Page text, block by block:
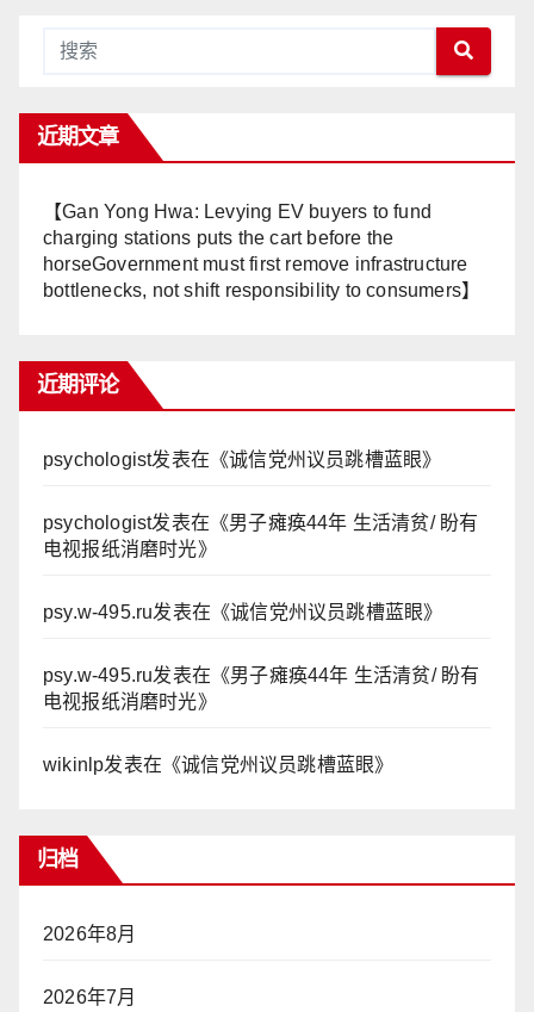
近期文章
【Gan Yong Hwa: Levying EV buyers to fund
charging stations puts the cart before the
horseGovernment must first remove infrastructure
bottlenecks, not shift responsibility to consumers】
近期评论
psychologist发表在《诚信党州议员跳槽蓝眼》
psychologist发表在《男子瘫痪44年 生活清贫/ 盼有
电视报纸消磨时光》
psy.w-495.ru发表在《诚信党州议员跳槽蓝眼》
psy.w-495.ru发表在《男子瘫痪44年 生活清贫/ 盼有
电视报纸消磨时光》
wikinlp发表在《诚信党州议员跳槽蓝眼》
归档
2026年8月
2026年7月